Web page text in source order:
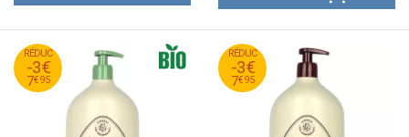
RÉDUC
-3€
7€95
10
€
95
7
€
95
RÉDUC
-3€
7€95
10
€
95
7
€
95